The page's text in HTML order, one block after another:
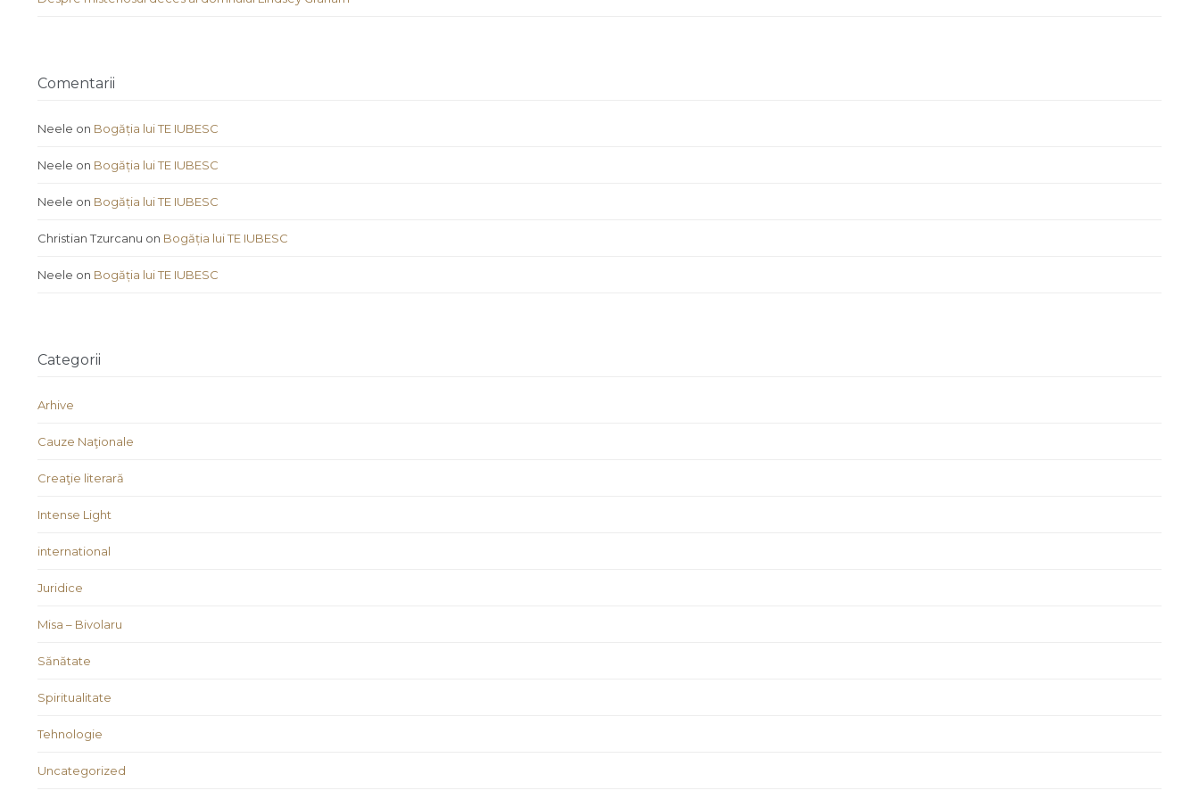
Comentarii
Neele on Bogăția lui TE IUBESC
Neele on Bogăția lui TE IUBESC
Neele on Bogăția lui TE IUBESC
Christian Tzurcanu on Bogăția lui TE IUBESC
Neele on Bogăția lui TE IUBESC
Categorii
Arhive
Cauze Naţionale
Creaţie literară
Intense Light
international
Juridice
Misa – Bivolaru
Sănătate
Spiritualitate
Tehnologie
Uncategorized